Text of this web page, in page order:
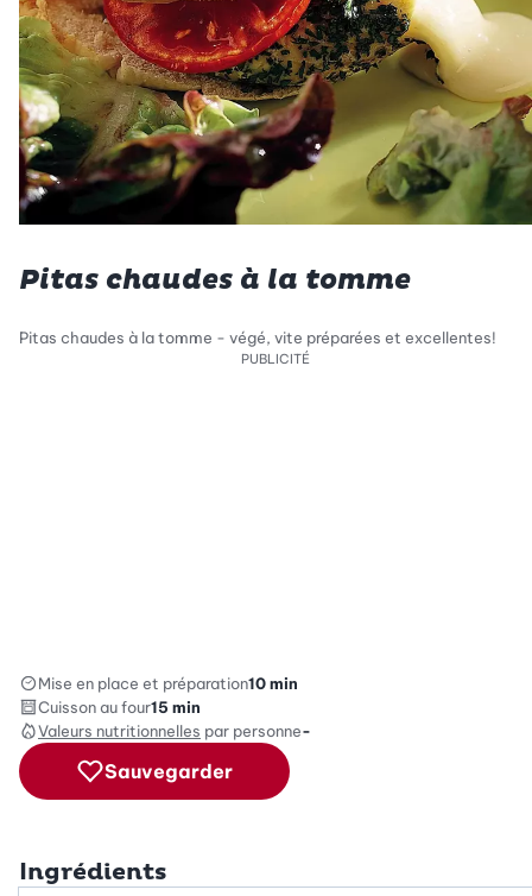
Pitas chaudes à la tomme
Pitas chaudes à la tomme - végé, vite préparées et excellentes!
PUBLICITÉ
Mise en place et préparation10 min
Cuisson au four15 min
Valeurs nutritionnelles par personne-
Sauvegarder
Ingrédients